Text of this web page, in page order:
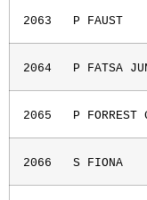
2063 P FAUST
2064 P FATSA
2065 P FORREST
2066 S FIONA